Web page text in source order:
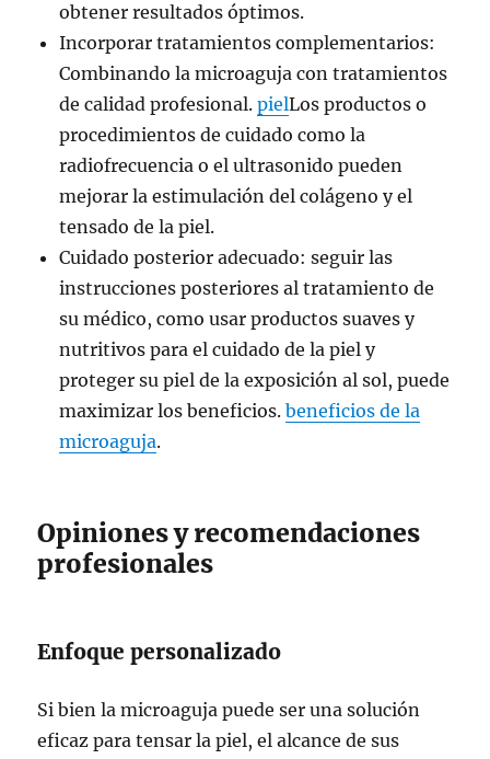
obtener resultados óptimos.
Incorporar tratamientos complementarios:
Combinando la microaguja con tratamientos
de calidad profesional.pielLos productos o
procedimientos de cuidado como la
radiofrecuencia o el ultrasonido pueden
mejorar la estimulación del colágeno y el
tensado de la piel.
Cuidado posterior adecuado: seguir las
instrucciones posteriores al tratamiento de
su médico, como usar productos suaves y
nutritivos para el cuidado de la piel y
proteger su piel de la exposición al sol, puede
maximizar los beneficios.beneficios de la
microaguja.
Opiniones y recomendaciones
profesionales
Enfoque personalizado
Si bien la microaguja puede ser una solución
eficaz para tensar la piel, el alcance de sus